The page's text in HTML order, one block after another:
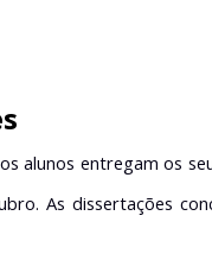
alunos entregam os
As dissertações